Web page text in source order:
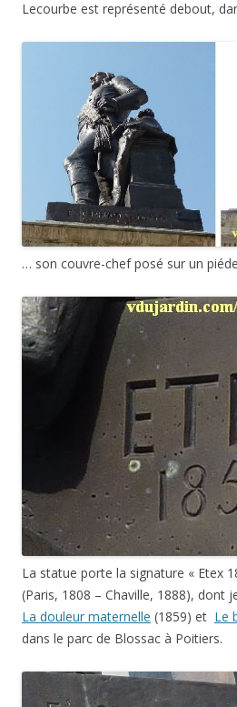
Lecourbe est représenté debout,
… son couvre-chef posé sur un
La statue porte la signature « Etex
(Paris, 1808 – Chaville, 1888), dont
La douleur maternelle (1859) et Le
dans le parc de Blossac à Poitiers.